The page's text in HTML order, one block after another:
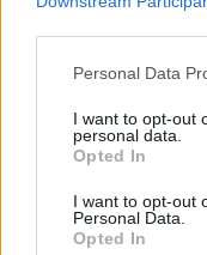
Please note that this
not limited to your
grant or deny
use your data for
consent section.
Personal Data
I want to opt-out
personal data.
Opted In
I want to opt-out
Personal Data.
Opted In
CON I TACCHI
POTREBBE
5 anni